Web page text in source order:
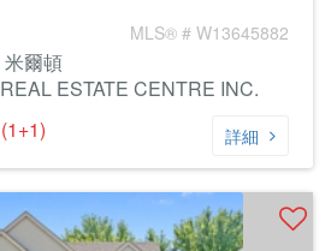
MLS® # W13645882
爾頓
ESTATE CENTRE INC.
詳細